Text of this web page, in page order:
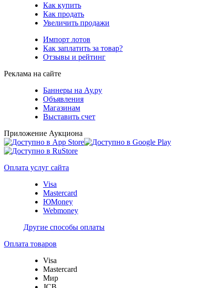
Как купить
Как продать
Увеличить продажи
Импорт лотов
Как заплатить за товар?
Отзывы и рейтинг
Реклама на сайте
Баннеры на Ау.ру
Объявления
Магазинам
Выставить счет
Приложение Аукциона
Оплата услуг сайта
Visa
Mastercard
ЮMoney
Webmoney
Другие способы оплаты
Оплата товаров
Visa
Mastercard
Мир